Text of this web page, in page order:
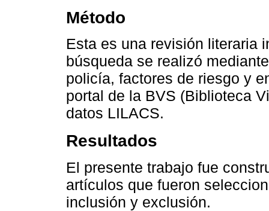
Método
Esta es una revisión literaria
búsqueda se realizó
policía, factores de riesgo y
portal de la BVS (Biblioteca
datos LILACS.
Resultados
El presente trabajo fue
artículos que fueron
inclusión y exclusión.